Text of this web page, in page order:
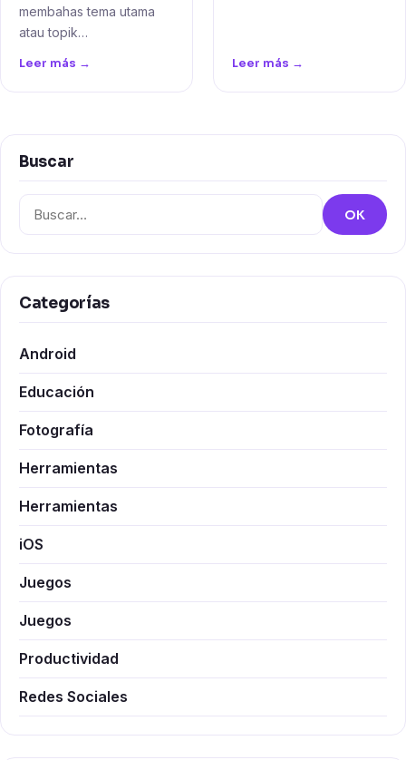
membahas tema utama
atau topik…
Leer más →
Leer más →
Buscar
Buscar:
OK
Categorías
Android
Educación
Fotografía
Herramientas
Herramientas
iOS
Juegos
Juegos
Productividad
Redes Sociales